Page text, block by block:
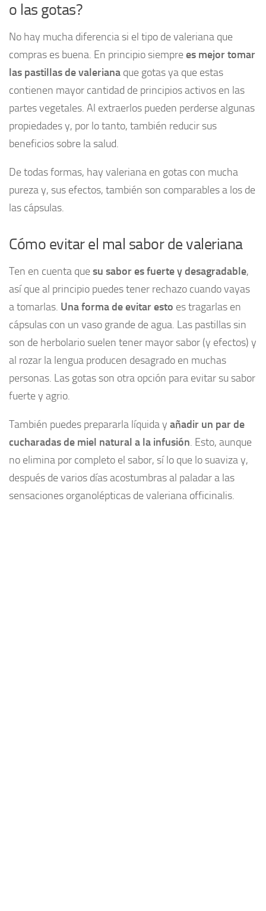
o las gotas?
No hay mucha diferencia si el tipo de valeriana que
compras es buena. En principio siemprees mejor tomar
las pastillas de valeriana que gotas ya que estas
contienen mayor cantidad de principios activos en las
partes vegetales. Al extraerlos pueden perderse algunas
propiedades y, por lo tanto, también reducir sus
beneficios sobre la salud.
De todas formas, hay valeriana en gotas con mucha
pureza y, sus efectos, también son comparables a los de
las cápsulas.
Cómo evitar el mal sabor de valeriana
Ten en cuenta quesu sabor es fuerte y desagradable,
así que al principio puedes tener rechazo cuando vayas
a tomarlas. Una forma de evitar esto es tragarlas en
cápsulas con un vaso grande de agua. Las pastillas sin
son de herbolario suelen tener mayor sabor (y efectos) y
al rozar la lengua producen desagrado en muchas
personas. Las gotas son otra opción para evitar su sabor
fuerte y agrio.
También puedes prepararla líquida y añadir un par de
cucharadas de miel natural a la infusión. Esto, aunque
no elimina por completo el sabor, sí lo que lo suaviza y,
después de varios días acostumbras al paladar a las
sensaciones organolépticas de valeriana officinalis.